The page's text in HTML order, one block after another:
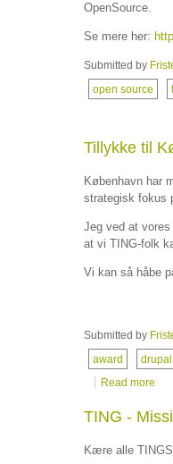
OpenSource.
Se mere her:
Submitted by
open source
Tillykke til
København har
strategisk fokus
Jeg ved at
at vi TING-folk
Vi kan så håbe
Submitted by
award drupal
Read more
TING -
Kære alle